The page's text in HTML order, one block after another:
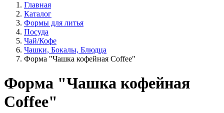
Главная
Каталог
Формы для литья
Посуда
Чай/Кофе
Чашки, Бокалы, Блюдца
Форма "Чашка кофейная Coffee"
Форма "Чашка кофейная
Coffee"